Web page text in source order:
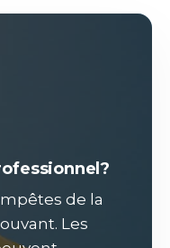
de la
Les